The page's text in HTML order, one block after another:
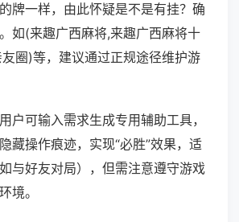
牌一样，由此怀疑是不是有挂？确
如(来趣广西麻将,来趣广西麻将十
圈)等，建议通过正规途径维护游
户可输入需求生成专用辅助工具，
藏操作痕迹，实现“必胜”效果，适
与好友对局），但需注意遵守游戏
境。